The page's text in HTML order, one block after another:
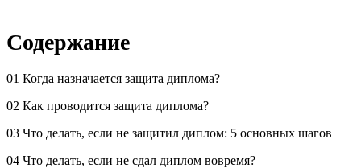
Содержание
01 Когда назначается защита диплома?
02 Как проводится защита диплома?
03 Что делать, если не защитил диплом: 5 основных шагов
04 Что делать, если не сдал диплом вовремя?